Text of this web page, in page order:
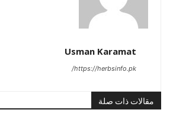
Usman Karamat
https://herbsinfo.pk/
مقالات ذات صلة